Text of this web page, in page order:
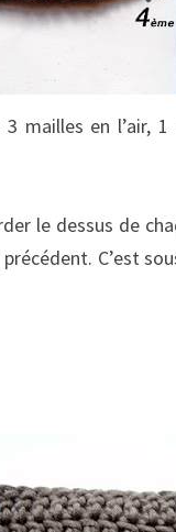
3 mailles en l’air,
le dessus de
C’est